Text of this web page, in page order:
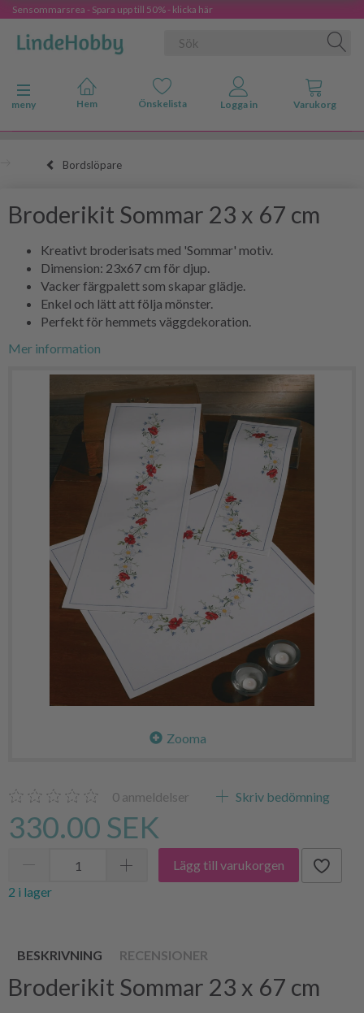
Sensommarsrea - Spara upp till 50% - klicka här
Ändra navigering
meny
Bordslöpare
Broderikit Sommar 23 x 67 cm
Kreativt broderisats med 'Sommar' motiv.
Dimension: 23x67 cm för djup.
Vacker färgpalett som skapar glädje.
Enkel och lätt att följa mönster.
Perfekt för hemmets väggdekoration.
Mer information
Zooma
0 anmeldelser Skriv bedömning
330.00 SEK
Lägg till varukorgen
2 i lager
BESKRIVNING RECENSIONER
Broderikit Sommar 23 x 67 cm